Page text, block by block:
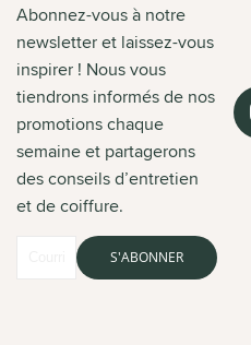
Abonnez-vous à notre
newsletter et laissez-vous
inspirer ! Nous vous
tiendrons informés de nos
promotions chaque
semaine et partagerons
des conseils d’entretien
et de coiffure.
S'ABONNER